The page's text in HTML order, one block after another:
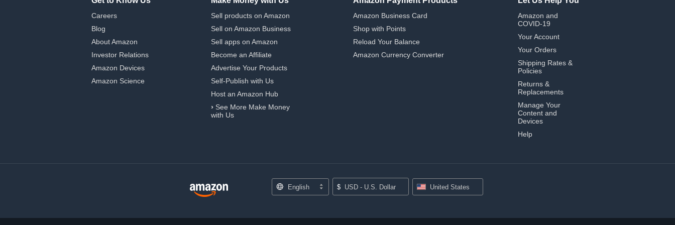
Careers
Blog
About Amazon
Investor Relations
Amazon Devices
Amazon Science
Sell products on Amazon
Sell on Amazon Business
Sell apps on Amazon
Become an Affiliate
Advertise Your Products
Self-Publish with Us
Host an Amazon Hub
› See More Make Money
with Us
Amazon Business Card
Shop with Points
Reload Your Balance
Amazon Currency Converter
Amazon and
COVID-19
Your Account
Your Orders
Shipping Rates &
Policies
Returns &
Replacements
Manage Your
Content and
Devices
Help
English $ USD - U.S. Dollar United States